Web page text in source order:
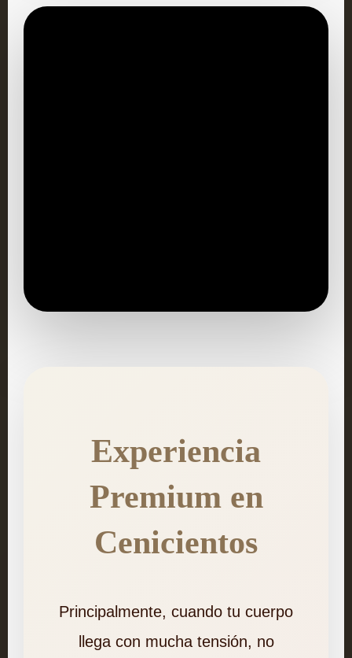
Experiencia
Premium en
Cenicientos
Principalmente, cuando tu cuerpo
llega con mucha tensión, no